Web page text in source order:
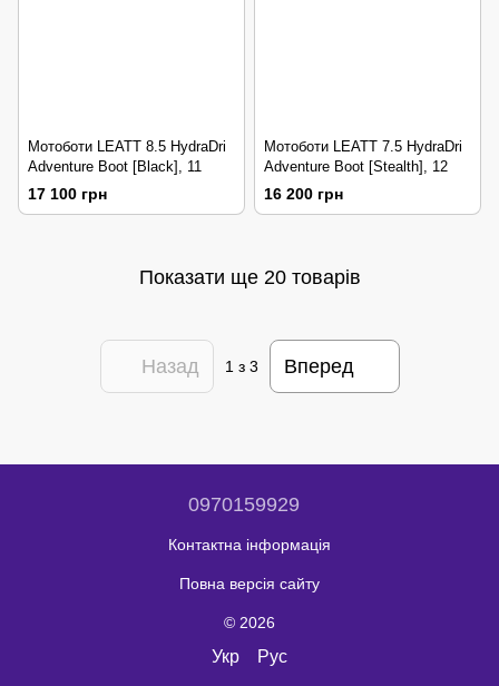
Мотоботи LEATT 8.5 HydraDri
Adventure Boot [Black], 11
17 100 грн
Мотоботи LEATT 7.5 HydraDri
Adventure Boot [Stealth], 12
16 200 грн
Показати ще 20 товарів
Назад 1з 3 Вперед
0970159929
Контактна інформація
Повна версія сайту
© 2026
Укр Рус